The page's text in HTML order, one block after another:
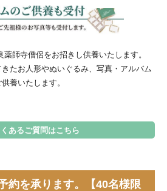
師寺僧侶をお招きし供養いたします。
たお人形やぬいぐるみ、写真・アルバム
養いたします。
あるご質問はこちら
約を承ります。【40名様限